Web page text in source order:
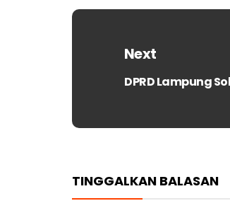
Next
Next
DPRD Lampung
TINGGALKAN BALASAN